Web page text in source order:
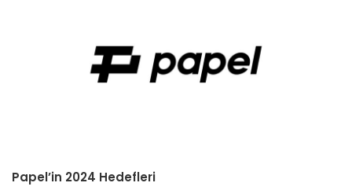
Papel’in 2024 Hedefleri